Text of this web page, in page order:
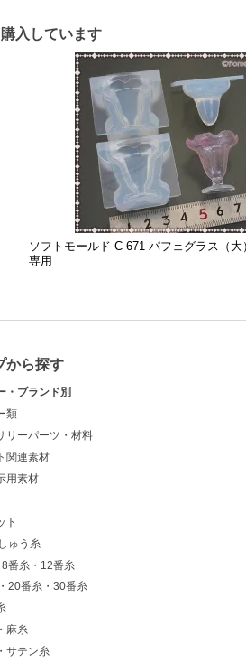
入しています
ソフトモールド C-671 パフェグラス（大
専用
から探す
・ブランド別
類
リーパーツ・材料
関連素材
用素材
ト
ゅう糸
番糸・12番糸
20番糸・30番糸
麻糸
サテン糸